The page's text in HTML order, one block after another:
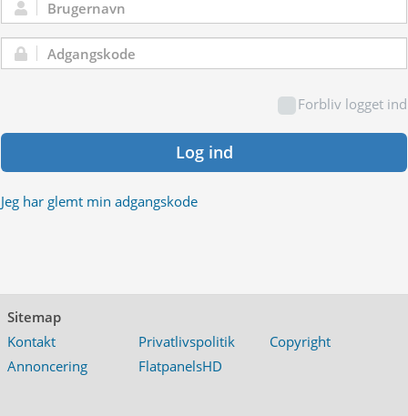
Brugernavn:
Adgangskode:
Forbliv logget ind
Log ind
Jeg har glemt min adgangskode
Sitemap
Kontakt
Privatlivspolitik
Copyright
Annoncering
FlatpanelsHD